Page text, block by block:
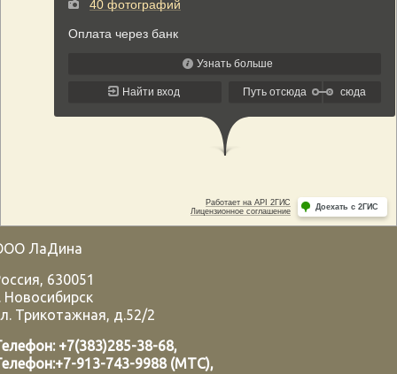
ЛаДина
, 630051
Новосибирск
Трикотажная, д.52/2
+7(383)285-38-68,
+7-913-743-9988 (МТС),